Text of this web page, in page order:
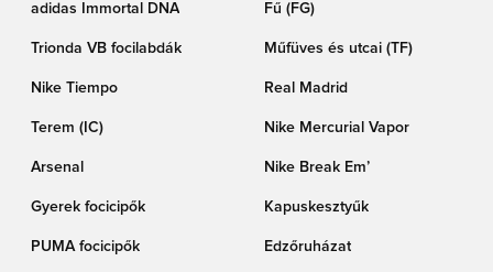
adidas Immortal DNA Fű (FG)
Trionda VB focilabdák Műfüves és utcai (TF)
Nike Tiempo Real Madrid
Terem (IC) Nike Mercurial Vapor
Arsenal Nike Break Em’
Gyerek focicipők Kapuskesztyűk
PUMA focicipők Edzőruházat